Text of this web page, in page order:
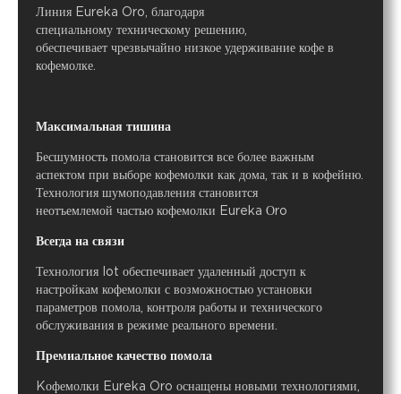
Линия Eureka Oro, благодаря
специальному техническому решению,
обеспечивает чрезвычайно низкое удерживание кофе в
кофемолке.
Максимальная тишина
Бесшумность помола становится все более важным
аспектом при выборе кофемолки как дома, так и в кофейню.
Технология шумоподавления становится
неотъемлемой частью кофемолки Eureka Оro
Всегда на связи
Технология Iot обеспечивает удаленный доступ к
настройкам кофемолки с возможностью установки
параметров помола, контроля работы и технического
обслуживания в режиме реального времени.
Премиальное качество помола
Kофемолки Eureka Oro оснащены новыми технологиями,